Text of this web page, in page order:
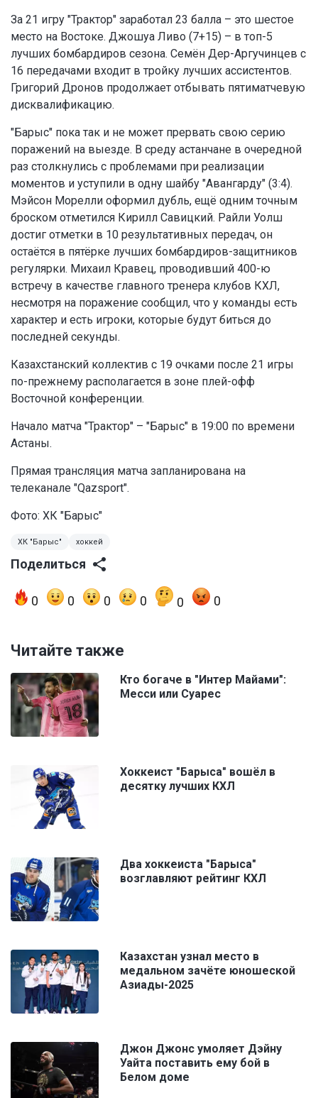
За 21 игру "Трактор" заработал 23 балла – это шестое
место на Востоке. Джошуа Ливо (7+15) – в топ-5
лучших бомбардиров сезона. Семён Дер-Аргучинцев с
16 передачами входит в тройку лучших ассистентов.
Григорий Дронов продолжает отбывать пятиматчевую
дисквалификацию.
"Барыс" пока так и не может прервать свою серию
поражений на выезде. В среду астанчане в очередной
раз столкнулись с проблемами при реализации
моментов и уступили в одну шайбу "Авангарду" (3:4).
Мэйсон Морелли оформил дубль, ещё одним точным
броском отметился Кирилл Савицкий. Райли Уолш
достиг отметки в 10 результативных передач, он
остаётся в пятёрке лучших бомбардиров-защитников
регулярки. Михаил Кравец, проводивший 400-ю
встречу в качестве главного тренера клубов КХЛ,
несмотря на поражение сообщил, что у команды есть
характер и есть игроки, которые будут биться до
последней секунды.
Казахстанский коллектив с 19 очками после 21 игры
по-прежнему располагается в зоне плей-офф
Восточной конференции.
Начало матча "Трактор" – "Барыс" в 19:00 по времени
Астаны.
Прямая трансляция матча запланирована на
телеканале "Qazsport".
Фото: ХК "Барыс"
ХК "Барыс" хоккей
Поделиться
0 0 0 0 0 0
Читайте также
Кто богаче в "Интер Майами":
Месси или Суарес
Хоккеист "Барыса" вошёл в
десятку лучших КХЛ
Два хоккеиста "Барыса"
возглавляют рейтинг КХЛ
Казахстан узнал место в
медальном зачёте юношеской
Азиады-2025
Джон Джонс умоляет Дэйну
Уайта поставить ему бой в
Белом доме